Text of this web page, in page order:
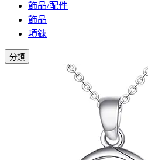
飾品/配件
飾品
項鍊
分類